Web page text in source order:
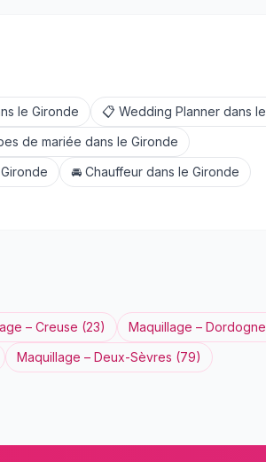
le Gironde 📋 Wedding Planner dans le
de mariée dans le Gironde
Gironde 🚘 Chauffeur dans le Gironde
– Creuse (23) Maquillage – Dordogne
Maquillage – Deux-Sèvres (79)